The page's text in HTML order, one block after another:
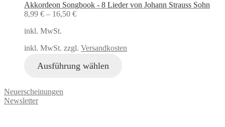
Akkordeon Songbook - 8 Lieder von Johann Strauss Sohn
8,99 € – 16,50 €
inkl. MwSt.
inkl. MwSt. zzgl. Versandkosten
Ausführung wählen
Neuerscheinungen
Newsletter